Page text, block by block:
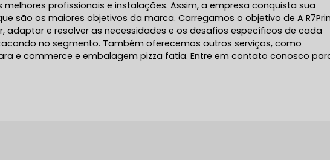
profissionais e instalações. Assim, a empresa conquista sua
são os maiores objetivos da marca. Carregamos o objetivo de A
adaptar e resolver as necessidades e os desafios específicos de cada
no segmento. Também oferecemos outros serviços, como
e commerce e embalagem pizza fatia. Entre em contato conosco